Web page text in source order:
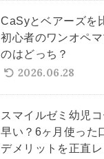
CaSyとベアーズを
初心者のワンオペ
のはどっち？
2026.06.28
スマイルゼミ幼児
早い？6ヶ月使った
デメリットを正直